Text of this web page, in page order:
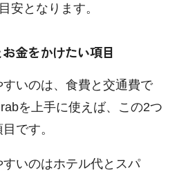
安となります。
金をかけたい項目
いのは、食費と交通費で
を上手に使えば、この2つ
です。
いのはホテル代とスパ